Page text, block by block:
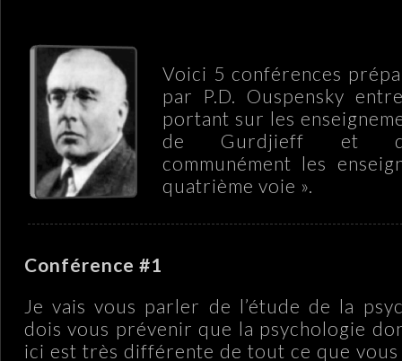
Voici 5 conférences
par P.D. Ouspensky
portant sur les
de Gurdjieff et
communément les
quatrième voie ».
Conférence #1
Je vais vous parler de l’étude de la
dois vous prévenir que la psychologie
ici est très différente de tout ce que vous